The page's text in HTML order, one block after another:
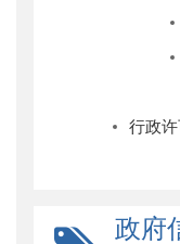
行政
政府